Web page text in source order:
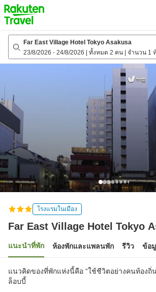
to
top
page
Far East Village Hotel Tokyo Asakusa
23/8/2026 - 24/8/2026 ทั้งหมด 2 คน จำนวน 1
โรงแรมในเมือง
Far East Village Hotel Tokyo
แนะนำที่พัก ห้องพักและแพลนพัก รีวิว ข้อ
แนวคิดของที่พักแห่งนี้คือ “ใช้ชีวิตอย่างคนท้องถิ่
ล็อบบี้